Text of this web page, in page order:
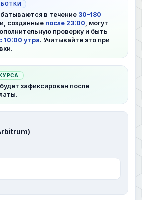
в течение 30–180
созданные после 23:00 , могут
проверку и быть
10:00 утра. Учитывайте это при
зафиксирован после